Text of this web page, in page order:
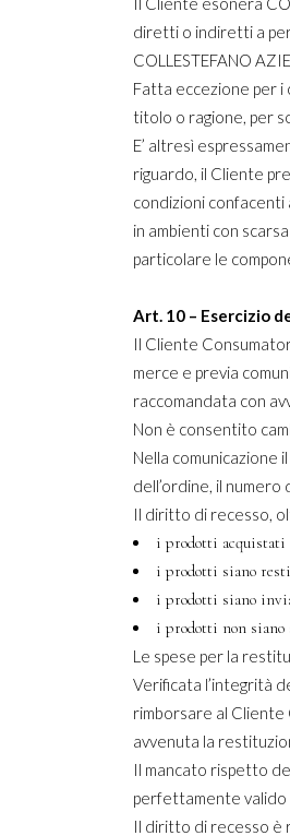
diretti o indiretti a
COLLESTEFANO
Fatta eccezione per i
titolo o ragione, per
E’ altresì
riguardo, il Cliente
condizioni
in ambienti con
particolare le
Art. 10 – Esercizio
Il Cliente
merce e previa
raccomandata con
Non è consentito
Nella comunicazione
dell’ordine, il
Il diritto di recesso,
i prodotti acquistati
i prodotti siano
i prodotti siano
i prodotti non
Le spese per la
Verificata l’integrità
rimborsare al Cliente
avvenuta la
Il mancato rispetto
perfettamente valido
Il diritto di recesso è